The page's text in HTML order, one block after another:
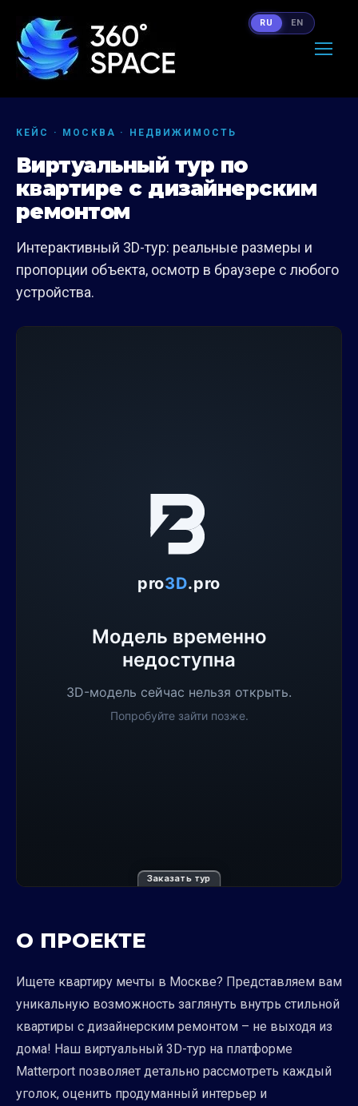
КЕЙС · МОСКВА · НЕДВИЖИМОСТЬ
Виртуальный тур по
квартире с дизайнерским
ремонтом
Интерактивный 3D-тур: реальные размеры и
пропорции объекта, осмотр в браузере с любого
устройства.
Заказать тур
О ПРОЕКТЕ
Ищете квартиру мечты в Москве? Представляем вам
уникальную возможность заглянуть внутрь стильной
квартиры с дизайнерским ремонтом – не выходя из
дома! Наш виртуальный 3D-тур на платформе
Matterport позволяет детально рассмотреть каждый
уголок, оценить продуманный интерьер и
RU EN